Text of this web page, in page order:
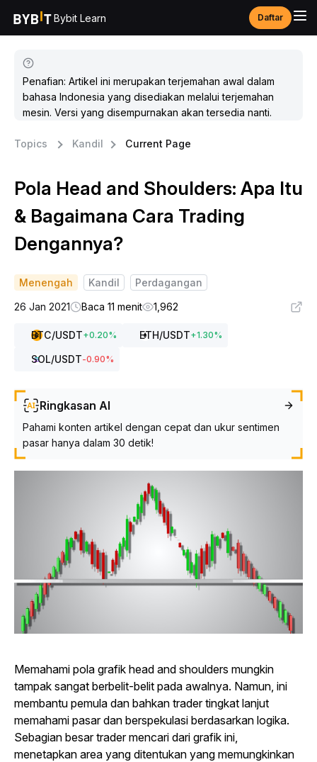
Bybit Learn Daftar
Penafian: Artikel ini merupakan terjemahan awal dalam
bahasa Indonesia yang disediakan melalui terjemahan
mesin. Versi yang disempurnakan akan tersedia nanti.
Topics Kandil Current Page
Pola Head and Shoulders: Apa Itu
& Bagaimana Cara Trading
Dengannya?
Menengah Kandil
Perdagangan
26 Jan 2021
Baca 11 menit 1,962
BTC/USDT+0.20% ETH/USDT+1.30%
SOL/USDT-0.90%
Ringkasan AI
Pahami konten artikel dengan cepat dan ukur sentimen
pasar hanya dalam 30 detik!
Memahami pola grafik head and shoulders mungkin
tampak sangat berbelit-belit pada awalnya. Namun, ini
membantu pemula dan bahkan trader tingkat lanjut
memahami pasar dan berspekulasi berdasarkan logika.
Sebagian besar trader mencari dari grafik ini,
menetapkan area yang ditentukan yang memungkinkan